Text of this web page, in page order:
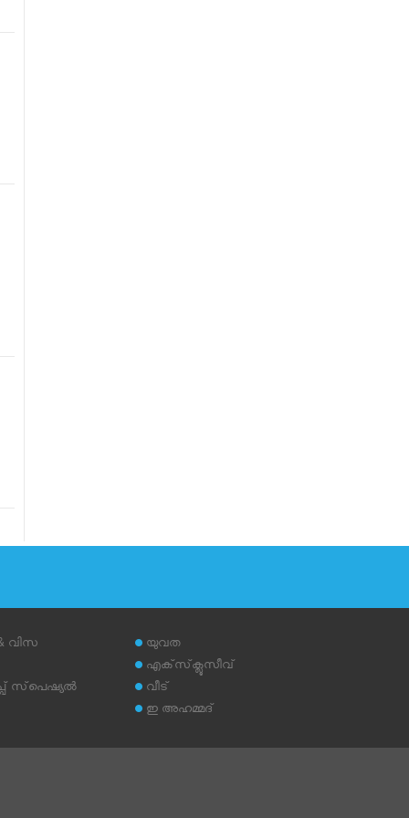
വിസ
സ്‌പെഷ്യല്‍
യുവത
എക്‌സ്‌ക്ലൂസീവ്
വീട്
ഇ അഹമ്മദ്‌